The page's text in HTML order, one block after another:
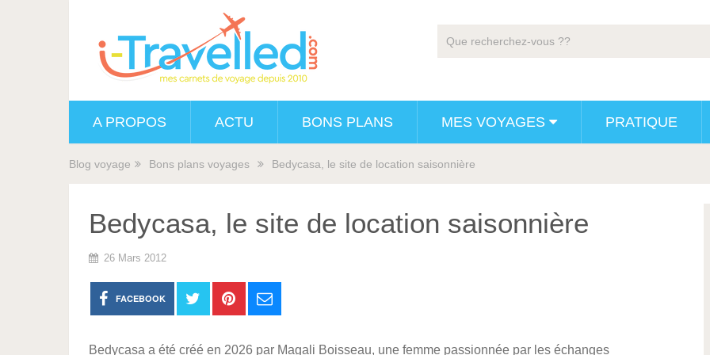
A PROPOS ACTU BONS PLANS MES VOYAGES PRATIQUE
Blog voyage Bons plans voyages Bedycasa, le site de location saisonnière
Bedycasa, le site de location saisonnière
26 Mars 2012
FACEBOOK
Bedycasa a été créé en 2026 par Magali Boisseau, une femme passionnée par les échanges